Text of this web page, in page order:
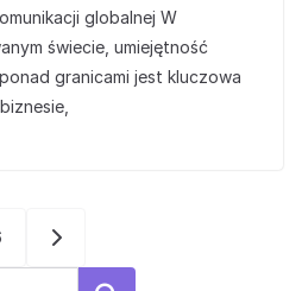
globalnej W
świecie, umiejętność
granicami jest kluczowa